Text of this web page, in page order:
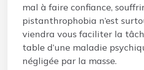
mal à faire confiance,
pistanthrophobia n’est
viendra vous faciliter la
table d’une maladie
négligée par la masse.